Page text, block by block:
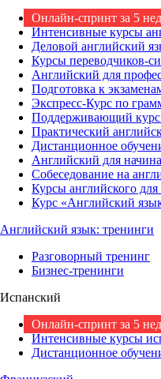
Онлайн-спринт за 5
Интенсивные курсы
Деловой английский
Курсы переводчиков-
Английский для
Подготовка к
Экспресс-Курс по
Поддерживающий курс
Практический
Дистанционное
Английский для
Собеседование на
Курсы английского
Курс «Английский
Английский язык: тренинги
Разговорный тренинг
Бизнес-тренинги
Испанский
Онлайн-спринт за 5
Интенсивные курсы
Дистанционное